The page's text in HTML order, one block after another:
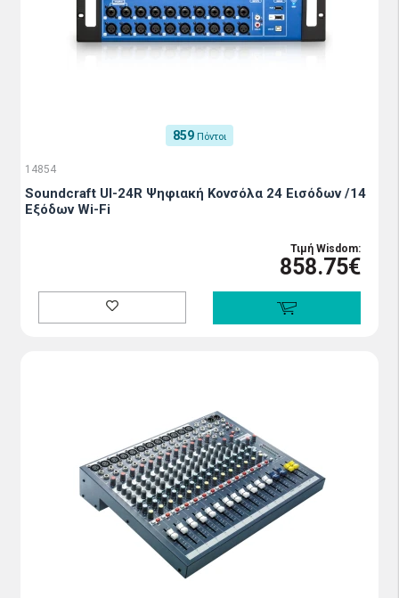
859 Πόντοι
14854
Soundcraft UI-24R Ψηφιακή Κονσόλα 24 Εισόδων /14
Εξόδων Wi-Fi
Τιμή Wisdom:
858.75€